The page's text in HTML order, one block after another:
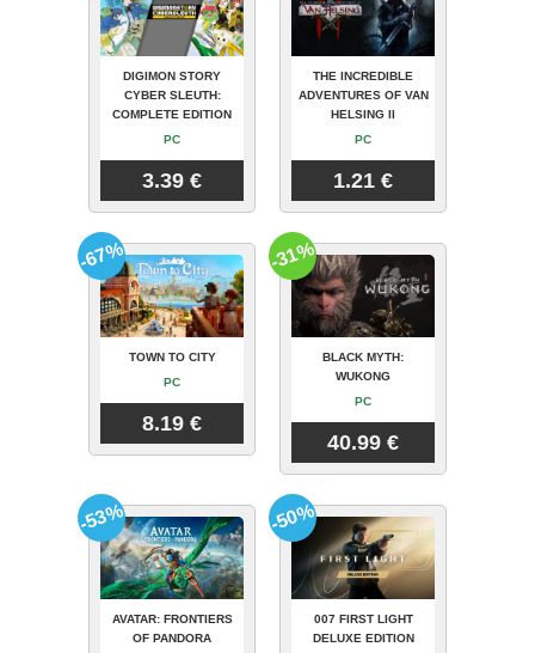
DIGIMON STORY
CYBER SLEUTH:
COMPLETE EDITION
PC
3.39 €
THE INCREDIBLE
ADVENTURES OF VAN
HELSING II
PC
1.21 €
TOWN TO CITY
PC
8.19 €
-67%
BLACK MYTH:
WUKONG
PC
40.99 €
-31%
AVATAR: FRONTIERS
OF PANDORA
-53%
007 FIRST LIGHT
DELUXE EDITION
-50%